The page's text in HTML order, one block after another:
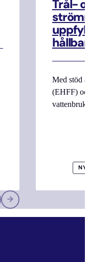
Trål-
Med stöd
(EHFF)